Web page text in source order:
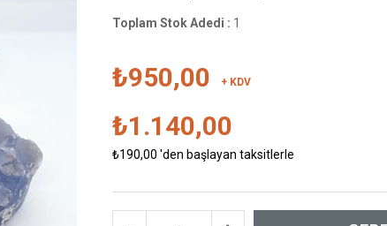
Toplam Stok Adedi : 1
₺950,00 + KDV
₺1.140,00
₺190,00 'den başlayan taksitlerle